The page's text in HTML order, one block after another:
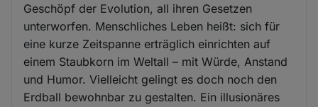
Geschöpf der Evolution, all ihren Gesetzen
unterworfen. Menschliches Leben heißt: sich für
eine kurze Zeitspanne erträglich einrichten auf
einem Staubkorn im Weltall – mit Würde, Anstand
und Humor. Vielleicht gelingt es doch noch den
Erdball bewohnbar zu gestalten. Ein illusionäres